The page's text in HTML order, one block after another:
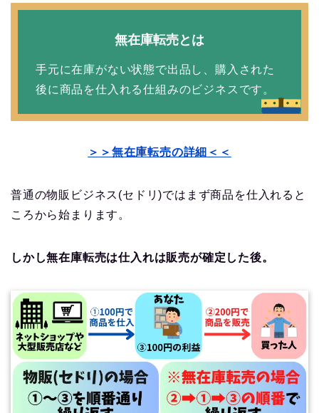
無在庫転売とは
手元に在庫がない状態で出品し、購入された
後に商品を仕入れる仕組みのビジネスです。
＞＞無在庫転売の詳細＜＜
普通の物販ビジネス(セドリ)ではまず商品を仕入れると
ころから始まります。
しかし無在庫転売は仕入れは販売が確定した後。